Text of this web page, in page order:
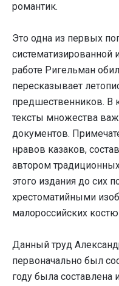
романтик.
Это одна из первых
систематизированной
работе Ригельман
пересказывает
предшественников. В
тексты множества
документов.
нравов казаков,
автором
этого издания до сих
хрестоматийными
малороссийских
Данный труд
первоначально был
году была составлена